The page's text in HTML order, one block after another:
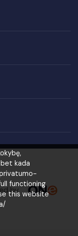
kada
functioning
this website
by